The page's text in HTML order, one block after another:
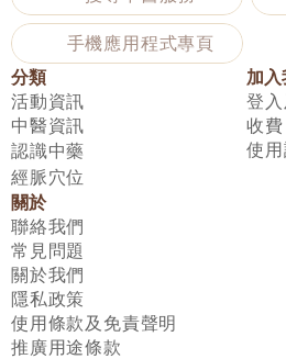
手機應用程式專頁
分類
活動資訊
中醫資訊
認識中藥
經脈穴位
加
登
收費
使
關於
聯絡我們
常見問題
關於我們
隱私政策
使用條款及免責聲明
推廣用途條款